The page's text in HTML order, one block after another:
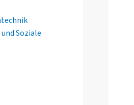
Soziale